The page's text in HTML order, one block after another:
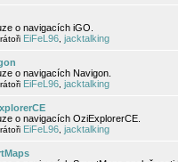
o navigacích iGO.
EiFeL96 jacktalking
o navigacích Navigon.
EiFeL96 jacktalking
o navigacích OziExplorerCE.
EiFeL96 jacktalking